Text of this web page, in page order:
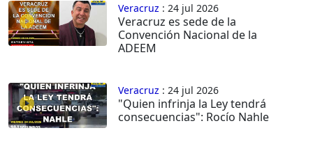
Veracruz : 24 jul 2026
Veracruz es sede de la
Convención Nacional de la
ADEEM
Veracruz : 24 jul 2026
"Quien infrinja la Ley tendrá
consecuencias": Rocío Nahle